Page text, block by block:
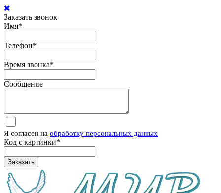
Заказать звонок
Имя*
Телефон*
Время звонка*
Сообщение
Я согласен на обработку персональных данных
Код с картинки*
Заказать